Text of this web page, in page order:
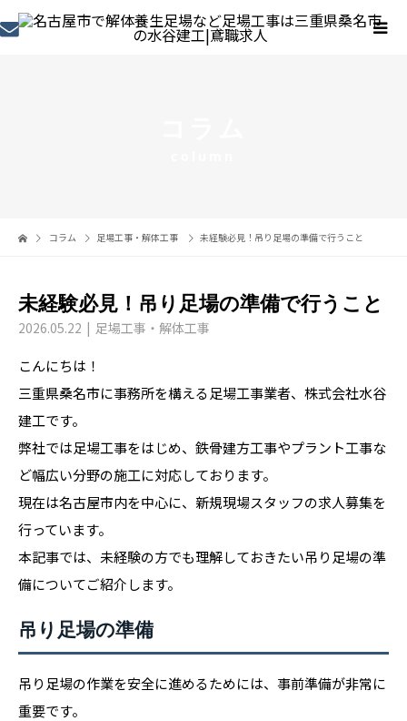
コラム 足場工事・解体工事 未経験必見！吊り足場の準備で行うこと
未経験必見！吊り足場の準備で行うこと
2026.05.22 足場工事・解体工事
こんにちは！
三重県桑名市に事務所を構える足場工事業者、株式会社水谷
建工です。
弊社では足場工事をはじめ、鉄骨建方工事やプラント工事な
ど幅広い分野の施工に対応しております。
現在は名古屋市内を中心に、新規現場スタッフの求人募集を
行っています。
本記事では、未経験の方でも理解しておきたい吊り足場の準
備についてご紹介します。
吊り足場の準備
吊り足場の作業を安全に進めるためには、事前準備が非常に
重要です。